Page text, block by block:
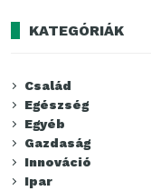
KATEGÓRIÁK
Család
Egészség
Egyéb
Gazdaság
Innováció
Ipar